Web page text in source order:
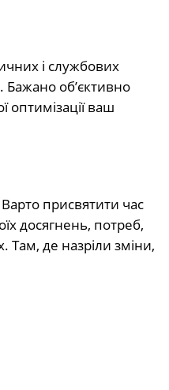
і службових
Бажано об’єктивно
оптимізації ваш
присвятити час
досягнень, потреб,
Там, де назріли зміни,